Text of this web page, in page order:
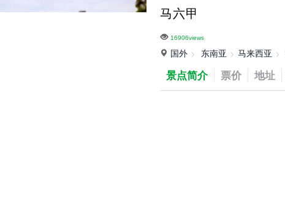
马六甲
16906views
国外 东南亚 马来西亚
景点简介 票价 地址